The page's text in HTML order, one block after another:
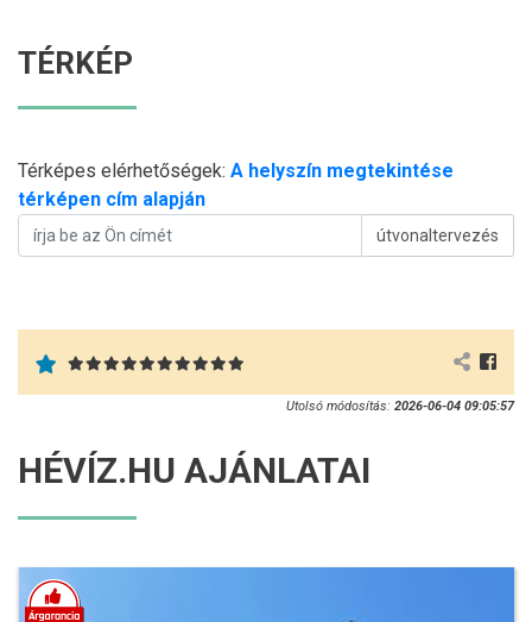
TÉRKÉP
Térképes elérhetőségek: A helyszín megtekintése
térképen cím alapján
útvonaltervezés
Utolsó módosítás: 2026-06-04 09:05:57
HÉVÍZ.HU AJÁNLATAI